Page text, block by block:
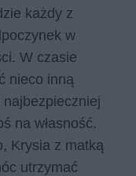
każdy z
w
W czasie
nieco inną
najbezpieczniej
na własność.
Krysia z matką
utrzymać